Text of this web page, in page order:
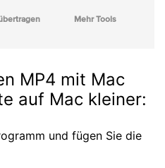
Mehr Tools
MP4 mit Mac
auf Mac kleiner:
und fügen Sie die